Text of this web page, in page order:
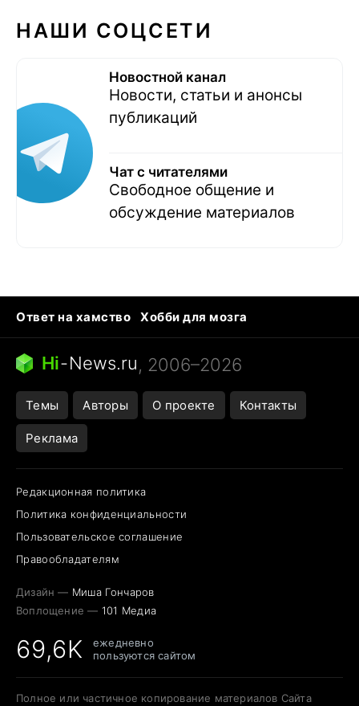
НАШИ СОЦСЕТИ
Новостной канал
Новости, статьи и анонсы
публикаций
Чат с читателями
Свободное общение и
обсуждение материалов
Ответ на хамство
Хобби для мозга
Бензин 100 vs 95
Тунцы в океанариуме
Следующая пандемия
Hi-News.ru, 2006–2026
Темы Авторы О проекте Контакты
Реклама
Редакционная политика
Политика конфиденциальности
Пользовательское соглашение
Правообладателям
Дизайн — Миша Гончаров
Воплощение — 101 Медиа
69,6K
ежедневно
пользуются сайтом
Полное или частичное копирование материалов Сайта